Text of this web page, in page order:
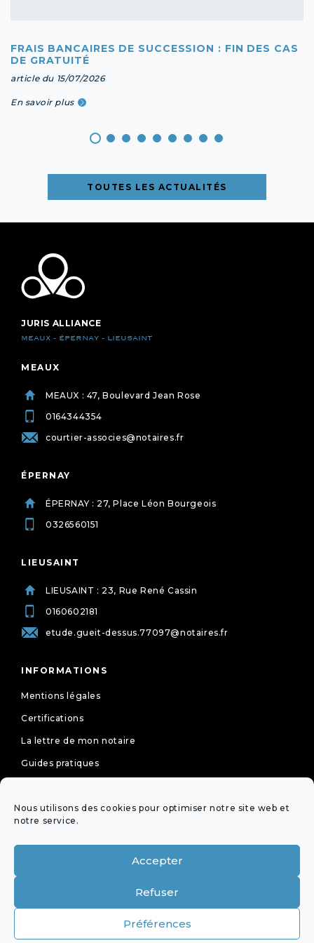
Nous utilisons des cookies pour optimiser notre site web et
notre service.
Accepter
Refuser
Préférences
FRAIS BANCAIRES DE SUCCESSION : FIN DES CAS
DE GRATUITÉ
article du 15/07/2026
En savoir plus
TOUTES LES ACTUALITÉS
JURIS ALLIANCE
MEAUX - ÉPERNAY - LIEUSAINT
MEAUX
MEAUX : 47, Boulevard Jean Rose
0164344354
courtier-associes@notaires.fr
ÉPERNAY
ÉPERNAY : 27, Place Léon Bourgeois
0326560151
LIEUSAINT
LIEUSAINT : 23, Rue René Cassin
0160602181
etude.gueit-dessus.77097@notaires.fr
INFORMATIONS
Mentions légales
Certifications
La lettre de mon notaire
Guides pratiques
Politique de cookies (UE)
VISIOCONFÉRENCE DE LA PROFESSION